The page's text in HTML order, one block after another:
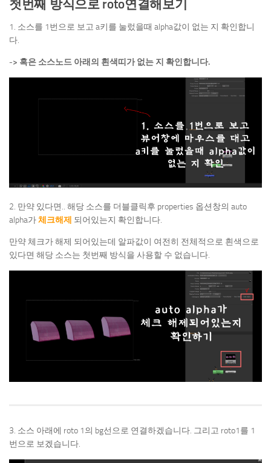
첫번째 방식으로 roto연결해보기
1. 소스를 1번으로 보고 a키를 눌렀을때 alpha값이 없는 지 확인합니
다.
-> 혹은 소스노드 아래의 흰색띠가 없는 지 확인합니다.
2. 만약 있다면.. 해당 소스를 더블클릭후 properties 옵션창의 auto
alpha가체크해제 되어있는지 확인합니다.
만약 체크가 해제 되어있는데 알파값이 여전히 전체적으로 흰색으로
있다면 해당 소스는 첫번째 방식을 사용할 수 없습니다.
3. 소스 아래에 roto 1의 bg선으로 연결하겠습니다. 그리고 roto1를 1
번으로 보겠습니다.